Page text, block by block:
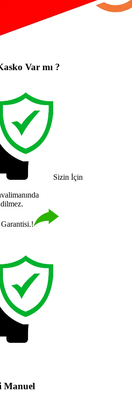
Var mı ?
Sizin İçin
Manuel